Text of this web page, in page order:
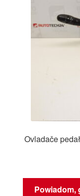
Ovladače
Powiadom,